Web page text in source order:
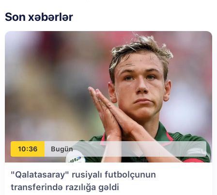
Son xəbərlər
10:36 Bugün
"Qalatasaray" rusiyalı futbolçunun
transferində razılığa gəldi